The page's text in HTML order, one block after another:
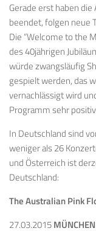
Gerade erst haben
beendet, folgen neue
Die “Welcome to the
des 40jährigen
würde zwangsläufig
gespielt werden, das
vernachlässigt wird
Programm sehr
In Deutschland sind
weniger als 26
und Österreich ist
Deutschland:
The Australian Pink
27.03.2015MÜNCHEN